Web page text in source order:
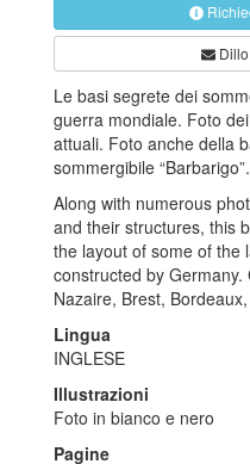
Le basi segrete dei
guerra mondiale. Foto
attuali. Foto anche della
sommergibile “Barbarigo”.
Along with numerous
and their structures, this
the layout of some of the
constructed by
Nazaire, Brest,
Lingua
INGLESE
Illustrazioni
Foto in bianco e nero
Pagine